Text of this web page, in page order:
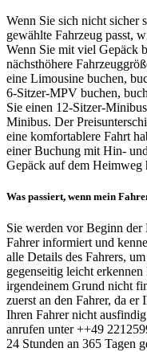
Wenn Sie sich nicht sicher
gewählte Fahrzeug passt,
Wenn Sie mit viel Gepäck
nächsthöhere
eine Limousine buchen,
6-Sitzer-MPV buchen,
Sie einen 12-Sitzer-
Minibus. Der
eine komfortablere Fahrt
einer Buchung mit Hin-
Gepäck auf dem Heimweg
Was passiert, wenn mein
Sie werden vor Beginn der
Fahrer informiert und
alle Details des Fahrers,
gegenseitig leicht
irgendeinem Grund nicht
zuerst an den Fahrer, da er
Ihren Fahrer nicht
anrufen unter ++49
24 Stunden an 365 Tagen